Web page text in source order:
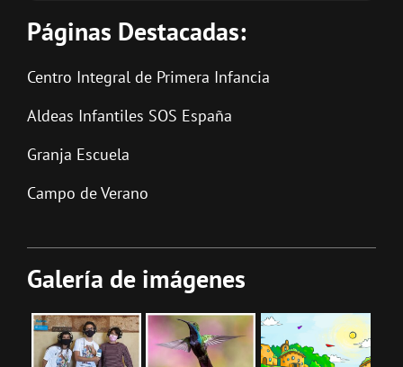
Páginas Destacadas:
Centro Integral de Primera Infancia
Aldeas Infantiles SOS España
Granja Escuela
Campo de Verano
Galería de imágenes